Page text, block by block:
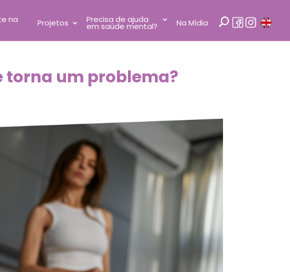
na Projetos Precisa de ajuda
em saúde mental? Na Mídia
torna um problema?